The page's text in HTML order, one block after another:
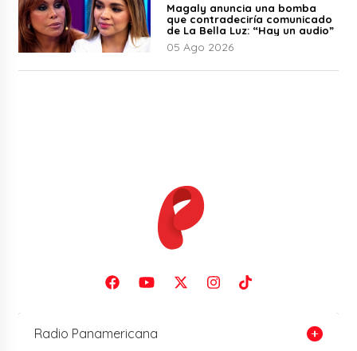
Magaly anuncia una bomba
que contradeciría comunicado
de La Bella Luz: “Hay un audio”
05 Ago 2026
Radio Panamericana